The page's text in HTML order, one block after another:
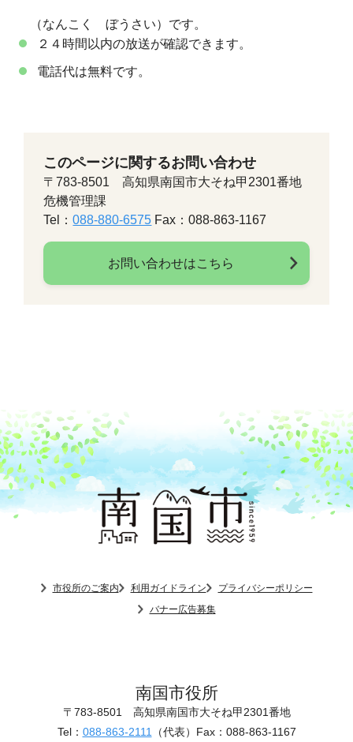
（なんこく ぼうさい）です。
２４時間以内の放送が確認できます。
電話代は無料です。
このページに関するお問い合わせ
〒783-8501 高知県南国市大そね甲2301番地
危機管理課
Tel：088-880-6575 Fax：088-863-1167
お問い合わせはこちら
市役所のご案内 利用ガイドライン
プライバシーポリシー
バナー広告募集
南国市役所
〒783-8501 高知県南国市大そね甲2301番地
Tel： 088-863-2111 （代表） Fax：088-863-1167